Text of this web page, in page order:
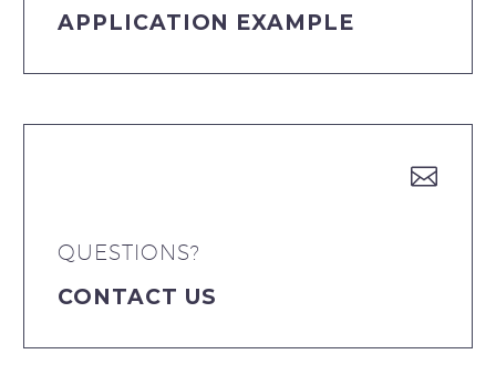
APPLICATION EXAMPLE


QUESTIONS?
CONTACT US